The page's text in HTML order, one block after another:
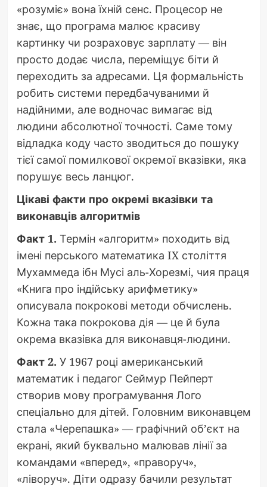
«розуміє» вона їхній сенс. Процесор не
знає, що програма малює красиву
картинку чи розраховує зарплату — він
просто додає числа, переміщує біти й
переходить за адресами. Ця формальність
робить системи передбачуваними й
надійними, але водночас вимагає від
людини абсолютної точності. Саме тому
відладка коду часто зводиться до пошуку
тієї самої помилкової окремої вказівки, яка
порушує весь ланцюг.
Цікаві факти про окремі вказівки та
виконавців алгоритмів
Факт 1. Термін «алгоритм» походить від
імені перського математика IX століття
Мухаммеда ібн Мусі аль-Хорезмі, чия праця
«Книга про індійську арифметику»
описувала покрокові методи обчислень.
Кожна така покрокова дія — це й була
окрема вказівка для виконавця-людини.
Факт 2. У 1967 році американський
математик і педагог Сеймур Пейперт
створив мову програмування Лого
спеціально для дітей. Головним виконавцем
стала «Черепашка» — графічний об’єкт на
екрані, який буквально малював лінії за
командами «вперед», «праворуч»,
«ліворуч». Діти одразу бачили результат